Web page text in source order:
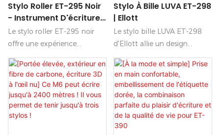
assurance et style.
Stylo Roller ET-295 Noir
- Instrument D'écriture
Fluide Pour Usage
Professionnel
Le stylo roller ET-295 noir
offre une expérience
d'écriture fluide et précise, ce
qui en fait un choix idéal
pour un usage professionnel.
Son design élégant et son
encre de haute qualité
garantissent des notes et des
Stylo À Bille LUVA ET-298
| Ellott
Le stylo bille LUVA ET-298
d'Ellott allie un design
élégant à une fonctionnalité
exceptionnelle, ce qui en fait
un choix idéal pour un usage
professionnel ou personnel.
Son encre fluide et sa prise
en main ergonomique
garantissent une expérience